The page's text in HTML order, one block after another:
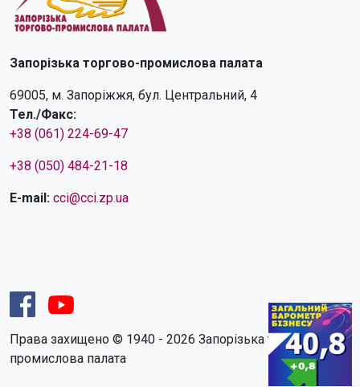
Запорізька торгово-промислова палата
69005, м. Запоріжжя, бул. Центральний, 4
Тел./Факс:
+38 (061) 224-69-47
+38 (050) 484-21-18
E-mail: cci@cci.zp.ua
Права захищено © 1940 - 2026 Запорізька торгово-
промислова палата